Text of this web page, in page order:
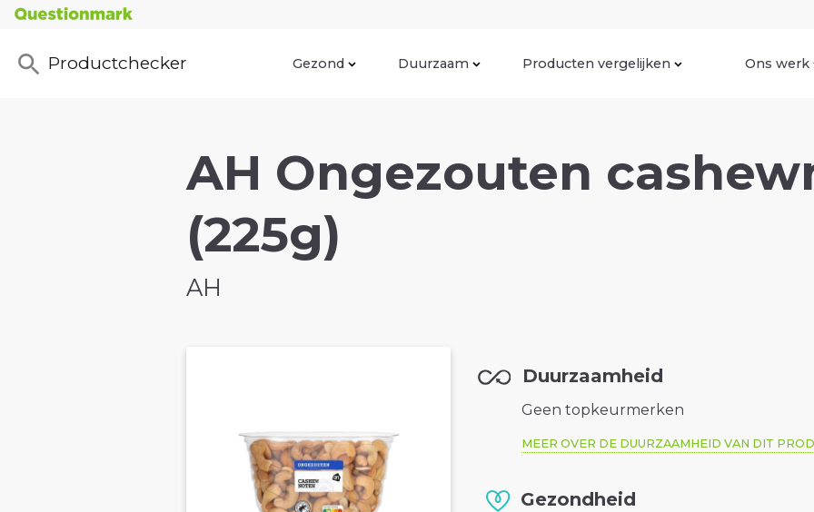
Productchecker Gezond Duurzaam Producten vergelijken Ons werk
AH Ongezouten
(225g)
AH
Duurzaamheid
Geen topkeurmerken
MEER OVER DE DUURZAAMHEID VAN DIT
Gezondheid